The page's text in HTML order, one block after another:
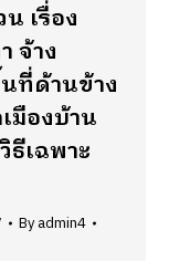
เรื่อง
จ้าง
ที่ด้านข้าง
มืองบ้าน
ธีเฉพาะ
Byadmin4